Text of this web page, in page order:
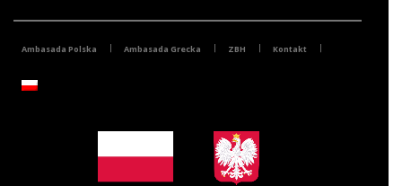
Ambasada Polska Ambasada Grecka ZBH Kontakt